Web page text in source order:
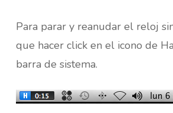
Para parar y reanudar el reloj
que hacer click en el icono de
barra de sistema.